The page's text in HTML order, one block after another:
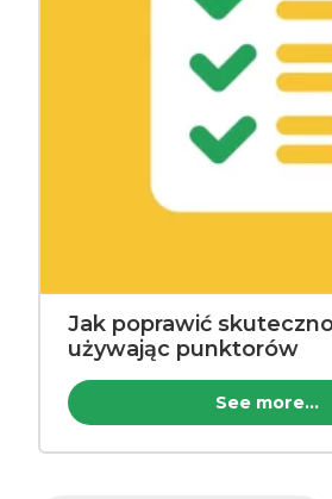
Jak poprawić
używając punktorów
See more...